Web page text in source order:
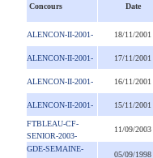
Concours Date
ALENCON-II-2001- 18/11/2001
ALENCON-II-2001- 17/11/2001
ALENCON-II-2001- 16/11/2001
ALENCON-II-2001- 15/11/2001
FTBLEAU-CF-
SENIOR-2003-
11/09/2003
GDE-SEMAINE-
05/09/1998